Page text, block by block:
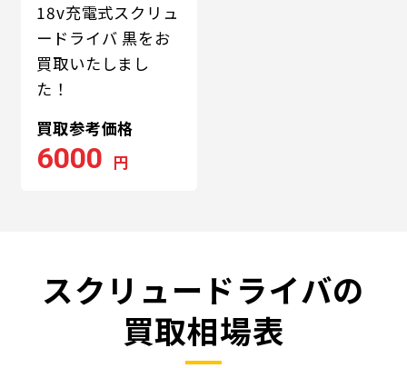
18v充電式スクリュ
ードライバ 黒をお
買取いたしまし
た！
買取参考価格
6000 円
スクリュードライバの
買取相場表